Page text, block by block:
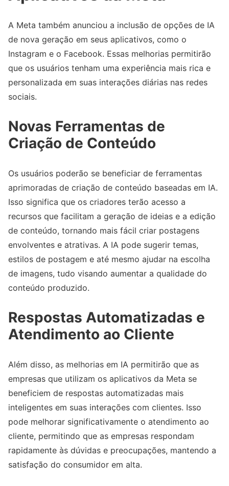
A Meta também anunciou a inclusão de opções de IA
de nova geração em seus aplicativos, como o
Instagram e o Facebook. Essas melhorias permitirão
que os usuários tenham uma experiência mais rica e
personalizada em suas interações diárias nas redes
sociais.
Novas Ferramentas de
Criação de Conteúdo
Os usuários poderão se beneficiar de ferramentas
aprimoradas de criação de conteúdo baseadas em IA.
Isso significa que os criadores terão acesso a
recursos que facilitam a geração de ideias e a edição
de conteúdo, tornando mais fácil criar postagens
envolventes e atrativas. A IA pode sugerir temas,
estilos de postagem e até mesmo ajudar na escolha
de imagens, tudo visando aumentar a qualidade do
conteúdo produzido.
Respostas Automatizadas e
Atendimento ao Cliente
Além disso, as melhorias em IA permitirão que as
empresas que utilizam os aplicativos da Meta se
beneficiem de respostas automatizadas mais
inteligentes em suas interações com clientes. Isso
pode melhorar significativamente o atendimento ao
cliente, permitindo que as empresas respondam
rapidamente às dúvidas e preocupações, mantendo a
satisfação do consumidor em alta.